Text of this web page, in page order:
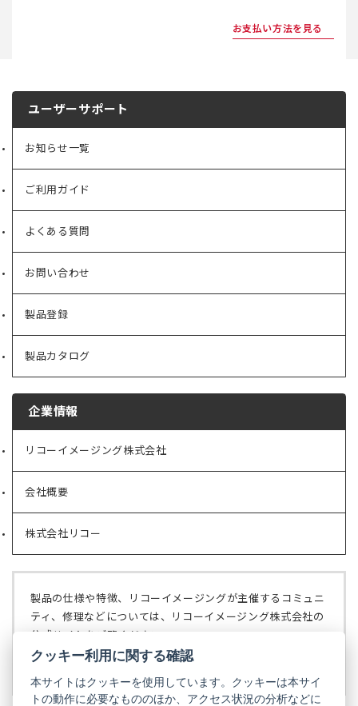
お支払い方法を見る
ユーザーサポート
お知らせ一覧
ご利用ガイド
よくある質問
お問い合わせ
製品登録
製品カタログ
企業情報
リコーイメージング株式会社
（新
タ
ブ
で
開
く）
会社概要
（新
タ
ブ
く）
株式会社リコー
（新
ブ
開
製品の仕様や特徴、リコーイメージングが主催するコミュニ
ティ、修理などについては、リコーイメージング株式会社の
公式サイトをご覧ください。
リコーイメージング株式会社の公式サイト
（新
し
クッキー利用に関する確認
本サイトはクッキーを使用しています。クッキーは本サイ
トの動作に必要なもののほか、アクセス状況の分析などに